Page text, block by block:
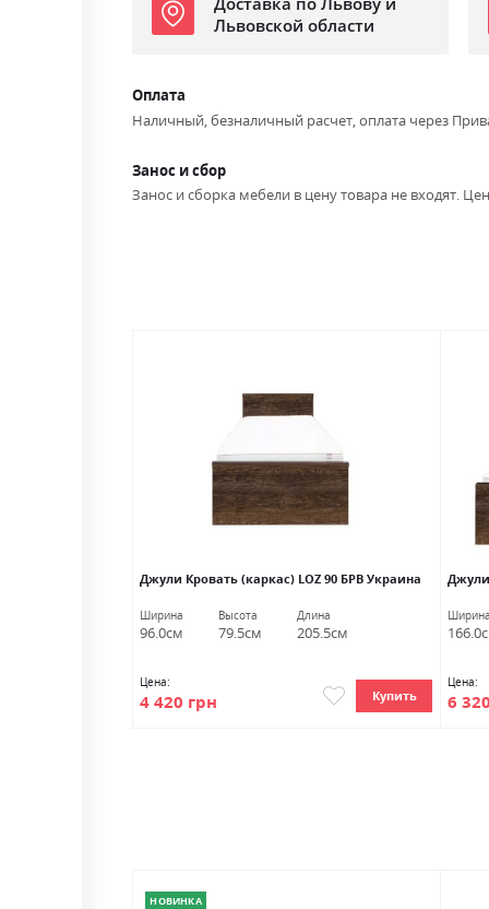
Львовской области
Оплата
Наличный, безналичный расчет, оплата через
Занос и сбор
Занос и сборка мебели в цену товара не входят.
Джули Кровать (каркас) LOZ 90 БРВ Украина
Ширина
96.0см
Высота
79.5см
Длина
205.5см
Цена:
4 420 грн Купить
Джули
Ширина
Цена:
6
НОВИНКА